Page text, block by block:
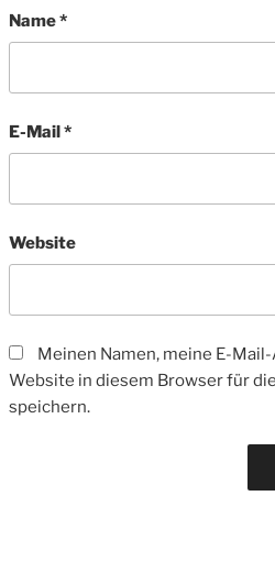
Name*
E-Mail*
Website
Meinen Namen, meine E-
Website in diesem Browser für
speichern.